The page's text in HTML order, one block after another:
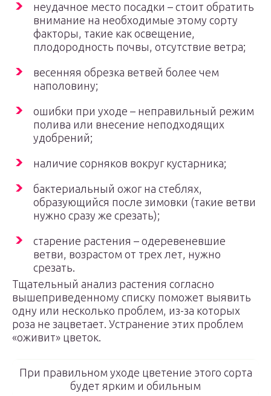
неудачное место посадки – стоит обратить
внимание на необходимые этому сорту
факторы, такие как освещение,
плодородность почвы, отсутствие ветра;
весенняя обрезка ветвей более чем
наполовину;
ошибки при уходе – неправильный режим
полива или внесение неподходящих
удобрений;
наличие сорняков вокруг кустарника;
бактериальный ожог на стеблях,
образующийся после зимовки (такие ветви
нужно сразу же срезать);
старение растения – одеревеневшие
ветви, возрастом от трех лет, нужно
срезать.
Тщательный анализ растения согласно
вышеприведенному списку поможет выявить
одну или несколько проблем, из-за которых
роза не зацветает. Устранение этих проблем
«оживит» цветок.
При правильном уходе цветение этого сорта
будет ярким и обильным